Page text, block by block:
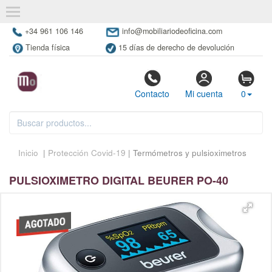
+34 961 106 146
info@mobiliariodeoficina.com
Tienda física
15 días de derecho de devolución
Contacto Mi cuenta 0
Inicio | Protección Covid-19 | Termómetros y pulsioximetros
PULSIOXIMETRO DIGITAL BEURER PO-40